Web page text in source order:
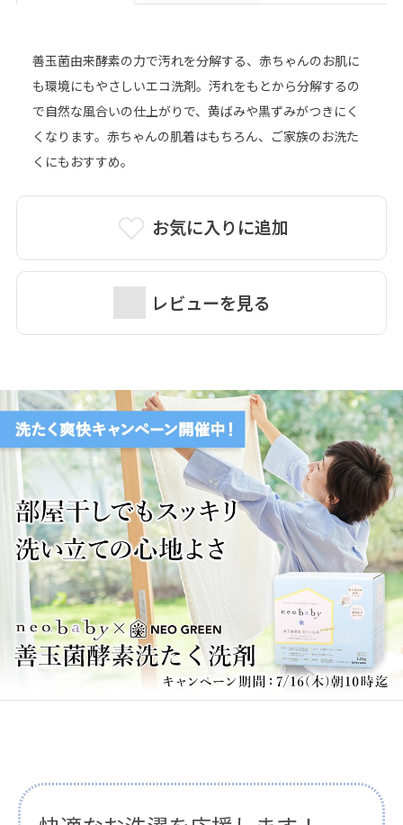
お気に入りに追加
レビューを見る
善玉菌由来酵素の力で汚れを分解する、赤ちゃんのお肌に
も環境にもやさしいエコ洗剤。汚れをもとから分解するの
で自然な風合いの仕上がりで、黄ばみや黒ずみがつきにく
くなります。赤ちゃんの肌着はもちろん、ご家族のお洗た
くにもおすすめ。